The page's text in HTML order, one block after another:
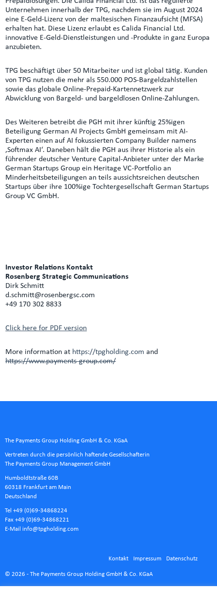
Unternehmen innerhalb der TPG, nachdem sie im August 2024
eine E-Geld-Lizenz von der maltesischen Finanzaufsicht (MFSA)
erhalten hat. Diese Lizenz erlaubt es Calida Financial Ltd.
innovative E-Geld-Dienstleistungen und -Produkte in ganz Europa
anzubieten.
TPG beschäftigt über 50 Mitarbeiter und ist global tätig. Kunden
von TPG nutzen die mehr als 550.000 POS-Bargeldzahlstellen
sowie das globale Online-Prepaid-Kartennetzwerk zur
Abwicklung von Bargeld- und bargeldlosen Online-Zahlungen.
Des Weiteren betreibt die PGH mit ihrer künftig 25%igen
Beteiligung German AI Projects GmbH gemeinsam mit AI-
Experten einen auf AI fokussierten Company Builder namens
‚Softmax AI‘. Daneben hält die PGH aus ihrer Historie als ein
führender deutscher Venture Capital-Anbieter unter der Marke
German Startups Group ein Heritage VC-Portfolio an
Minderheitsbeteiligungen an teils aussichtsreichen deutschen
Startups über ihre 100%ige Tochtergesellschaft German Startups
Group VC GmbH.
Investor Relations Kontakt
Rosenberg Strategic Communications
Dirk Schmitt
d.schmitt@rosenbergsc.com
+49 170 302 8833
Click here for PDF version
More information at https://tpgholding.com and
https://www.payments-group.com/
The Payments Group Holding GmbH & Co. KGaA
Vertreten durch die persönlich haftende Gesellschafterin
The Payments Group Management GmbH
Humboldtstraße 60B
60318 Frankfurt am Main
Deutschland
Tel +49 (0)69-34868224
Fax +49 (0)69-34868221
E-Mail info@tpgholding.com
Kontakt Impressum Datenschutz
© 2026 - The Payments Group Holding GmbH & Co. KGaA